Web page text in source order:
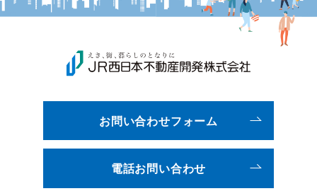
お問い合わせフォーム
電話お問い合わせ